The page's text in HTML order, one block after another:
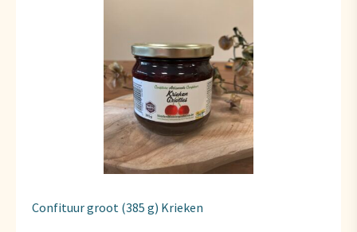
Confituur groot (385 g) Krieken